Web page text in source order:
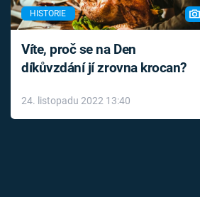
HISTORIE
Víte, proč se na Den
díkůvzdání jí zrovna krocan?
24. listopadu 2022 13:40